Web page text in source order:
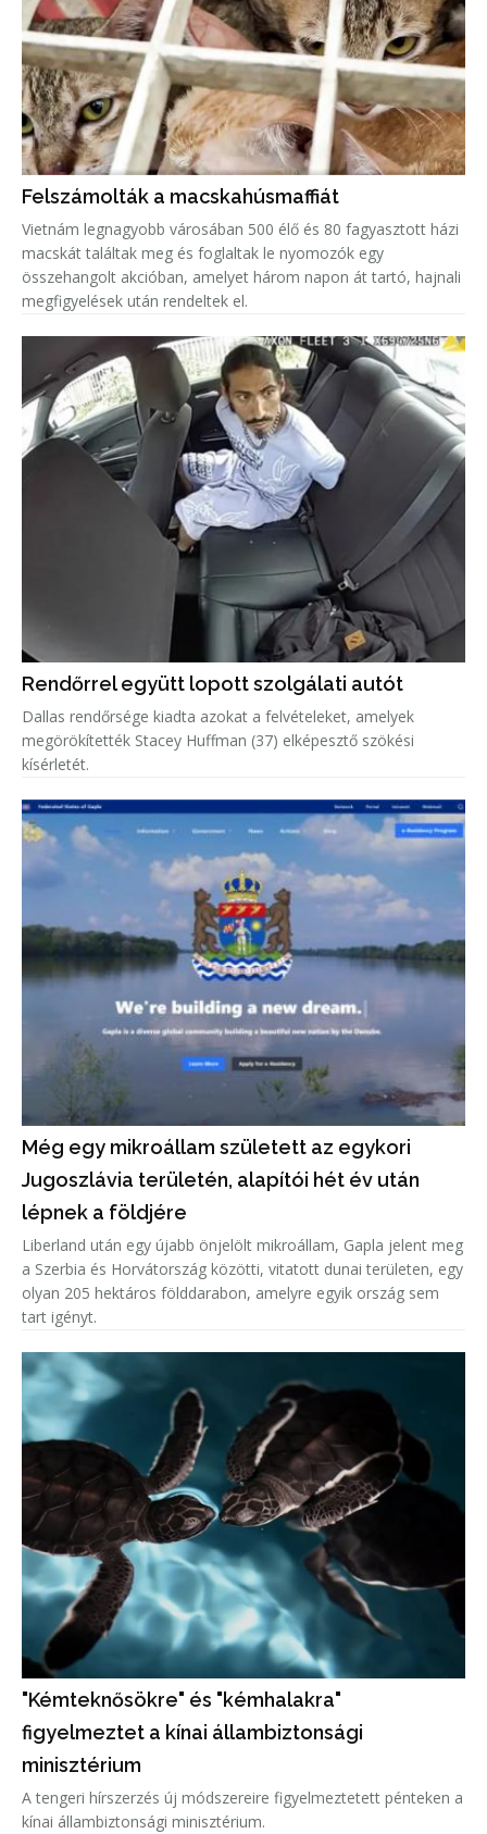
Felszámolták a macskahúsmaffiát
Vietnám legnagyobb városában 500 élő és 80 fagyasztott házi
macskát találtak meg és foglaltak le nyomozók egy
összehangolt akcióban, amelyet három napon át tartó, hajnali
megfigyelések után rendeltek el.
Rendőrrel együtt lopott szolgálati autót
Dallas rendőrsége kiadta azokat a felvételeket, amelyek
megörökítették Stacey Huffman (37) elképesztő szökési
kísérletét.
Még egy mikroállam született az egykori
Jugoszlávia területén, alapítói hét év után
lépnek a földjére
Liberland után egy újabb önjelölt mikroállam, Gapla jelent meg
a Szerbia és Horvátország közötti, vitatott dunai területen, egy
olyan 205 hektáros földdarabon, amelyre egyik ország sem
tart igényt.
"Kémteknősökre" és "kémhalakra"
figyelmeztet a kínai állambiztonsági
minisztérium
A tengeri hírszerzés új módszereire figyelmeztetett pénteken a
kínai állambiztonsági minisztérium.